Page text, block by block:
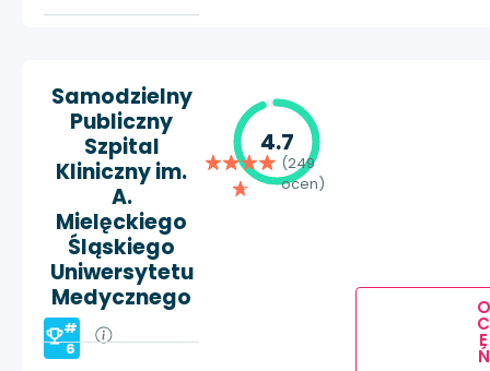
Samodzielny
Publiczny
Szpital
Kliniczny im.
A.
Mielęckiego
Śląskiego
Uniwersytetu
Medycznego
#
6
4.7
(249
ocen)
O
C
E
Ń